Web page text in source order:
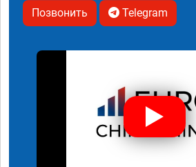
Позвонить Telegram